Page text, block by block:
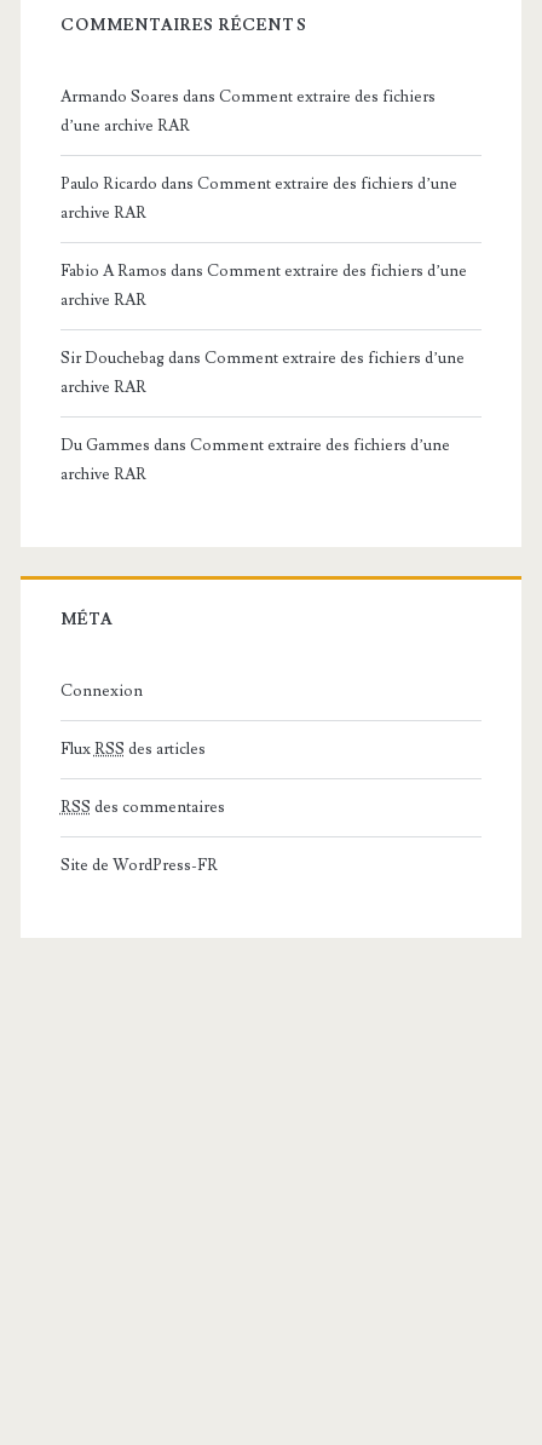
COMMENTAIRES RÉCENTS
Armando Soares dans Comment extraire des fichiers
d’une archive RAR
Paulo Ricardo dans Comment extraire des fichiers d’une
archive RAR
Fabio A Ramos dans Comment extraire des fichiers d’une
archive RAR
Sir Douchebagdans Comment extraire des fichiers d’une
archive RAR
Du Gammes dans Comment extraire des fichiers d’une
archive RAR
MÉTA
Connexion
FluxRSS des articles
RSS des commentaires
Site de WordPress-FR